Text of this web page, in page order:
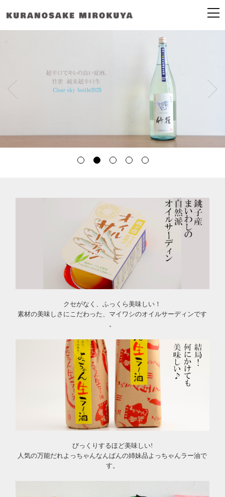
クセがなく、ふっくら美味しい！
素材の美味しさにこだわった、マイワシのオイルサーディンです
。
びっくりするほど美味しい!
人気の万能だれよっちゃんなんばんの姉妹品よっちゃんラー油で
す。